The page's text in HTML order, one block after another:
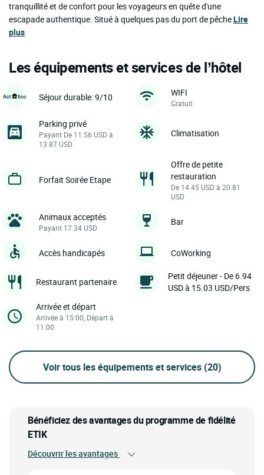
tranquillité et de confort pour les voyageurs en quête d'une
escapade authentique. Situé à quelques pas du port de pêcheLire
plus
Les équipements et services de l’hôtel
Séjour durable: 9/10 WIFI
Gratuit
Parking privé
Payant De 11.56 USD à
13.87 USD
Climatisation
Forfait Soirée Etape
Offre de petite
restauration
De 14.45 USD à 20.81
USD
Animaux acceptés
Payant 17.34 USD
Bar
Accès handicapés CoWorking
Restaurant partenaire
Petit déjeuner - De 6.94
USD à 15.03 USD/Pers
Arrivée et départ
Arrivée à 15:00, Départ à
11:00
Voir tous les équipements et services (20)
Bénéficiez des avantages du programme de fidélité
ETIK
Découvrir les avantages